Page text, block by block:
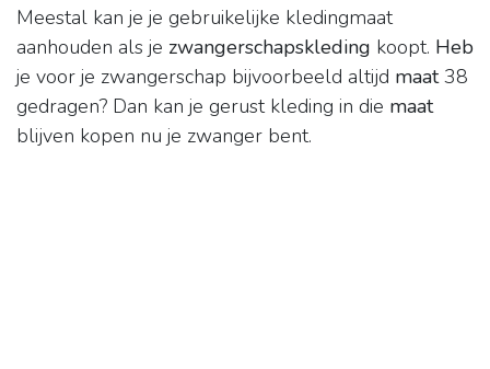
Meestal kan je je gebruikelijke kledingmaat
aanhouden als je zwangerschapskleding koopt. Heb
je voor je zwangerschap bijvoorbeeld altijd maat38
gedragen? Dan kan je gerust kleding in die maat
blijven kopen nu je zwanger bent.